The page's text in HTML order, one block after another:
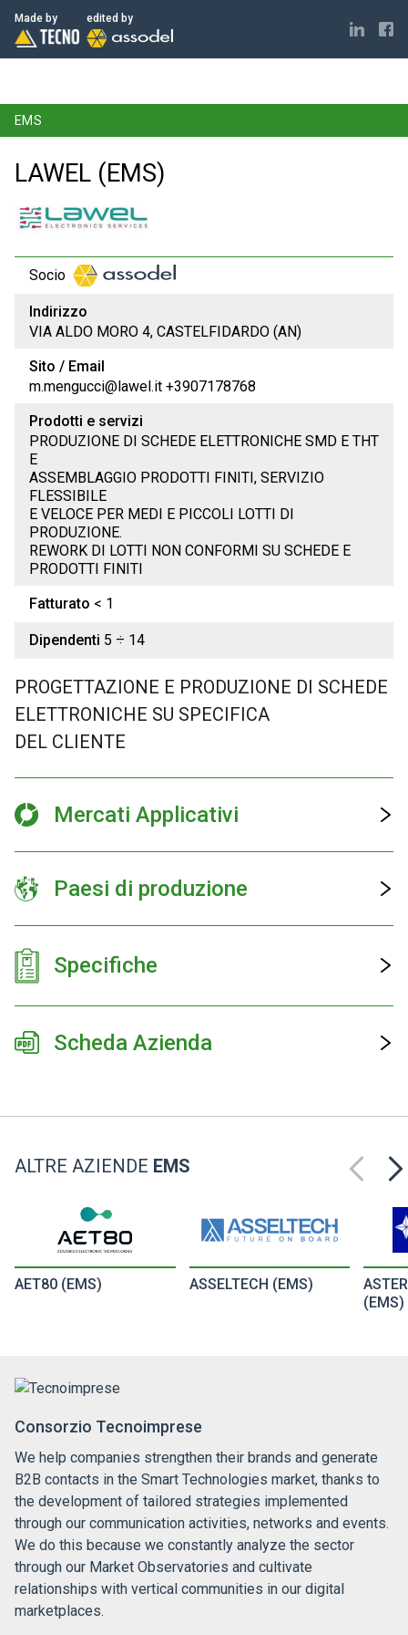
Made by edited by
ELECTRONICS MADE IN ITALY
EMS
LAWEL (EMS)
Socio
Indirizzo
VIA ALDO MORO 4, CASTELFIDARDO (AN)
Sito / Email
m.mengucci@lawel.it +3907178768
Prodotti e servizi
PRODUZIONE DI SCHEDE ELETTRONICHE SMD E THT
E
ASSEMBLAGGIO PRODOTTI FINITI, SERVIZIO
FLESSIBILE
E VELOCE PER MEDI E PICCOLI LOTTI DI
PRODUZIONE.
REWORK DI LOTTI NON CONFORMI SU SCHEDE E
PRODOTTI FINITI
Fatturato < 1
Dipendenti 5 ÷ 14
PROGETTAZIONE E PRODUZIONE DI SCHEDE
ELETTRONICHE SU SPECIFICA
DEL CLIENTE
Mercati Applicativi
Paesi di produzione
Specifiche
Scheda Azienda
ALTRE AZIENDE EMS
AET80 (EMS) ASSELTECH (EMS)
(EMS)
Consorzio Tecnoimprese
We help companies strengthen their brands and generate
B2B contacts in the Smart Technologies market, thanks to
the development of tailored strategies implemented
through our communication activities, networks and events.
We do this because we constantly analyze the sector
through our Market Observatories and cultivate
relationships with vertical communities in our digital
marketplaces.